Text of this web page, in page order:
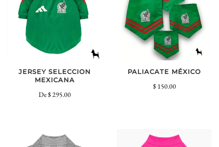
JERSEY SELECCION
MEXICANA
De$ 295.00
PALIACATE MÉXICO
$ 150.00